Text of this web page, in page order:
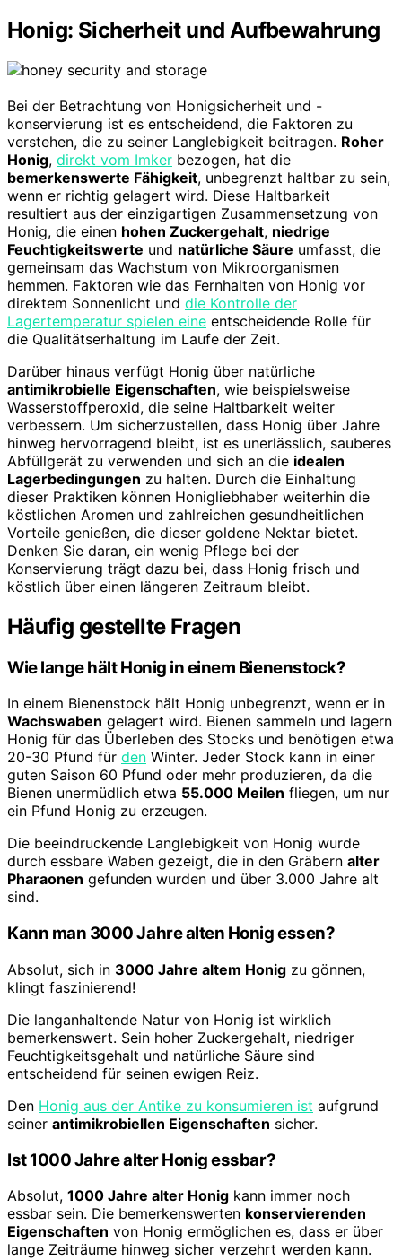
Honig: Sicherheit und Aufbewahrung
Bei der Betrachtung von Honigsicherheit und -
konservierung ist es entscheidend, die Faktoren zu
verstehen, die zu seiner Langlebigkeit beitragen. Roher
Honig, direkt vom Imker bezogen, hat die
bemerkenswerte Fähigkeit, unbegrenzt haltbar zu sein,
wenn er richtig gelagert wird. Diese Haltbarkeit
resultiert aus der einzigartigen Zusammensetzung von
Honig, die einen hohen Zuckergehalt, niedrige
Feuchtigkeitswerte und natürliche Säure umfasst, die
gemeinsam das Wachstum von Mikroorganismen
hemmen. Faktoren wie das Fernhalten von Honig vor
direktem Sonnenlicht und die Kontrolle der
Lagertemperatur spielen eine entscheidende Rolle für
die Qualitätserhaltung im Laufe der Zeit.
Darüber hinaus verfügt Honig über natürliche
antimikrobielle Eigenschaften, wie beispielsweise
Wasserstoffperoxid, die seine Haltbarkeit weiter
verbessern. Um sicherzustellen, dass Honig über Jahre
hinweg hervorragend bleibt, ist es unerlässlich, sauberes
Abfüllgerät zu verwenden und sich an die idealen
Lagerbedingungen zu halten. Durch die Einhaltung
dieser Praktiken können Honigliebhaber weiterhin die
köstlichen Aromen und zahlreichen gesundheitlichen
Vorteile genießen, die dieser goldene Nektar bietet.
Denken Sie daran, ein wenig Pflege bei der
Konservierung trägt dazu bei, dass Honig frisch und
köstlich über einen längeren Zeitraum bleibt.
Häufig gestellte Fragen
Wie lange hält Honig in einem Bienenstock?
In einem Bienenstock hält Honig unbegrenzt, wenn er in
Wachswaben gelagert wird. Bienen sammeln und lagern
Honig für das Überleben des Stocks und benötigen etwa
20-30 Pfund für den Winter. Jeder Stock kann in einer
guten Saison 60 Pfund oder mehr produzieren, da die
Bienen unermüdlich etwa 55.000 Meilen fliegen, um nur
ein Pfund Honig zu erzeugen.
Die beeindruckende Langlebigkeit von Honig wurde
durch essbare Waben gezeigt, die in den Gräbern alter
Pharaonen gefunden wurden und über 3.000 Jahre alt
sind.
Kann man 3000 Jahre alten Honig essen?
Absolut, sich in 3000 Jahre altem Honig zu gönnen,
klingt faszinierend!
Die langanhaltende Natur von Honig ist wirklich
bemerkenswert. Sein hoher Zuckergehalt, niedriger
Feuchtigkeitsgehalt und natürliche Säure sind
entscheidend für seinen ewigen Reiz.
Den Honig aus der Antike zu konsumieren ist aufgrund
seiner antimikrobiellen Eigenschaften sicher.
Ist 1000 Jahre alter Honig essbar?
Absolut, 1000 Jahre alter Honig kann immer noch
essbar sein. Die bemerkenswerten konservierenden
Eigenschaften von Honig ermöglichen es, dass er über
lange Zeiträume hinweg sicher verzehrt werden kann.